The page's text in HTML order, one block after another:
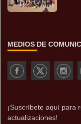
MEDIOS DE
¡Suscríbete aquí para
actualizaciones!